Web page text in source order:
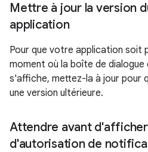
Mettre à jour la version
application
Pour que votre application soit
moment où la boîte de
s'affiche, mettez-la à jour pour
une version ultérieure.
Attendre avant
d'autorisation de